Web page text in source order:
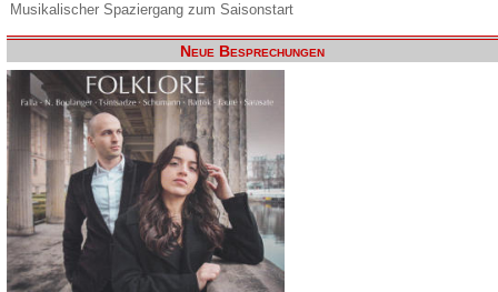
Musikalischer Spaziergang zum Saisonstart
Neue Besprechungen